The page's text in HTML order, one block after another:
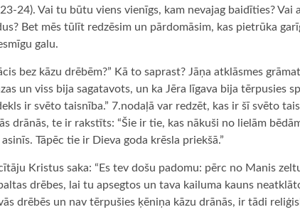
24). Vai tu būtu viens vienīgs, kam nevajag baidīties? Vai
Bet mēs tūlīt redzēsim un pārdomāsim, kas pietrūka
galu.
bez kāzu drēbēm?” Kā to saprast? Jāņa atklāsmes
un viss bija sagatavots, un ka Jēra līgava bija tērpusies
ir svēto taisnība.” 7.nodaļā var redzēt, kas ir šī svēto
drānās, te ir rakstīts: “Šie ir tie, kas nākuši no lielām
Tāpēc tie ir Dieva goda krēsla priekšā.”
Kristus saka: “Es tev došu padomu: pērc no Manis
drēbes, lai tu apsegtos un tava kailuma kauns
drēbēs un nav tērpušies ķēniņa kāzu drānās, ir tādi